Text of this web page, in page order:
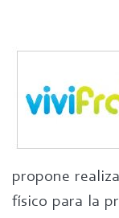
propone
físico para la